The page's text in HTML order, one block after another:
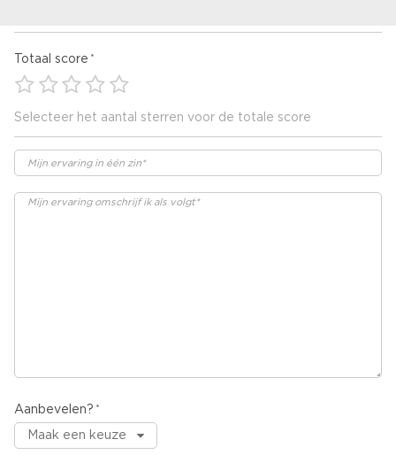
Totaal score
Selecteer het aantal sterren voor de totale score
Aanbevelen?